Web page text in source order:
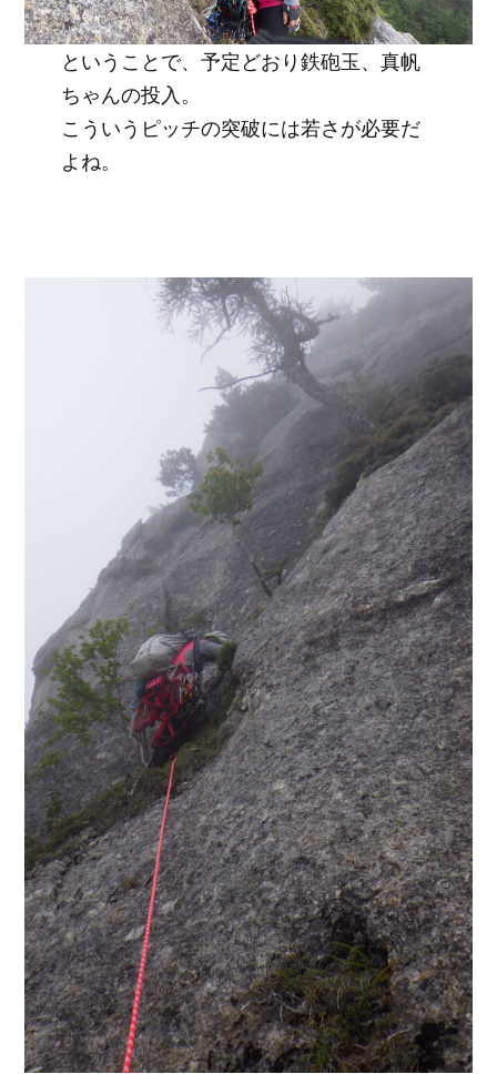
ということで、予定どおり鉄砲玉、真帆
ちゃんの投入。
こういうピッチの突破には若さが必要だ
よね。